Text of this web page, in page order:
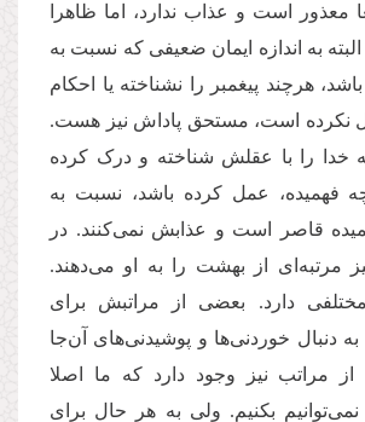
معذور است و عذاب ندارد، اما ظاهرا
به اندازه ایمان ضعیفی که نسبت به
هرچند پیغمبر را نشناخته یا احکام
نکرده است، مستحق پاداش نیز هست.
خدا را با عقلش شناخته و درک کرده
فهمیده، عمل کرده باشد، نسبت به
قاصر است و عذابش نمی‌کنند. در
مرتبه‌ای از بهشت را به او می‌دهند.
دارد. بعضی از مراتبش برای
دنبال خوردنی‌ها و پوشیدنی‌های آن‌جا
مراتب نیز وجود دارد که ما اصلا
بکنیم. ولی به هر حال برای